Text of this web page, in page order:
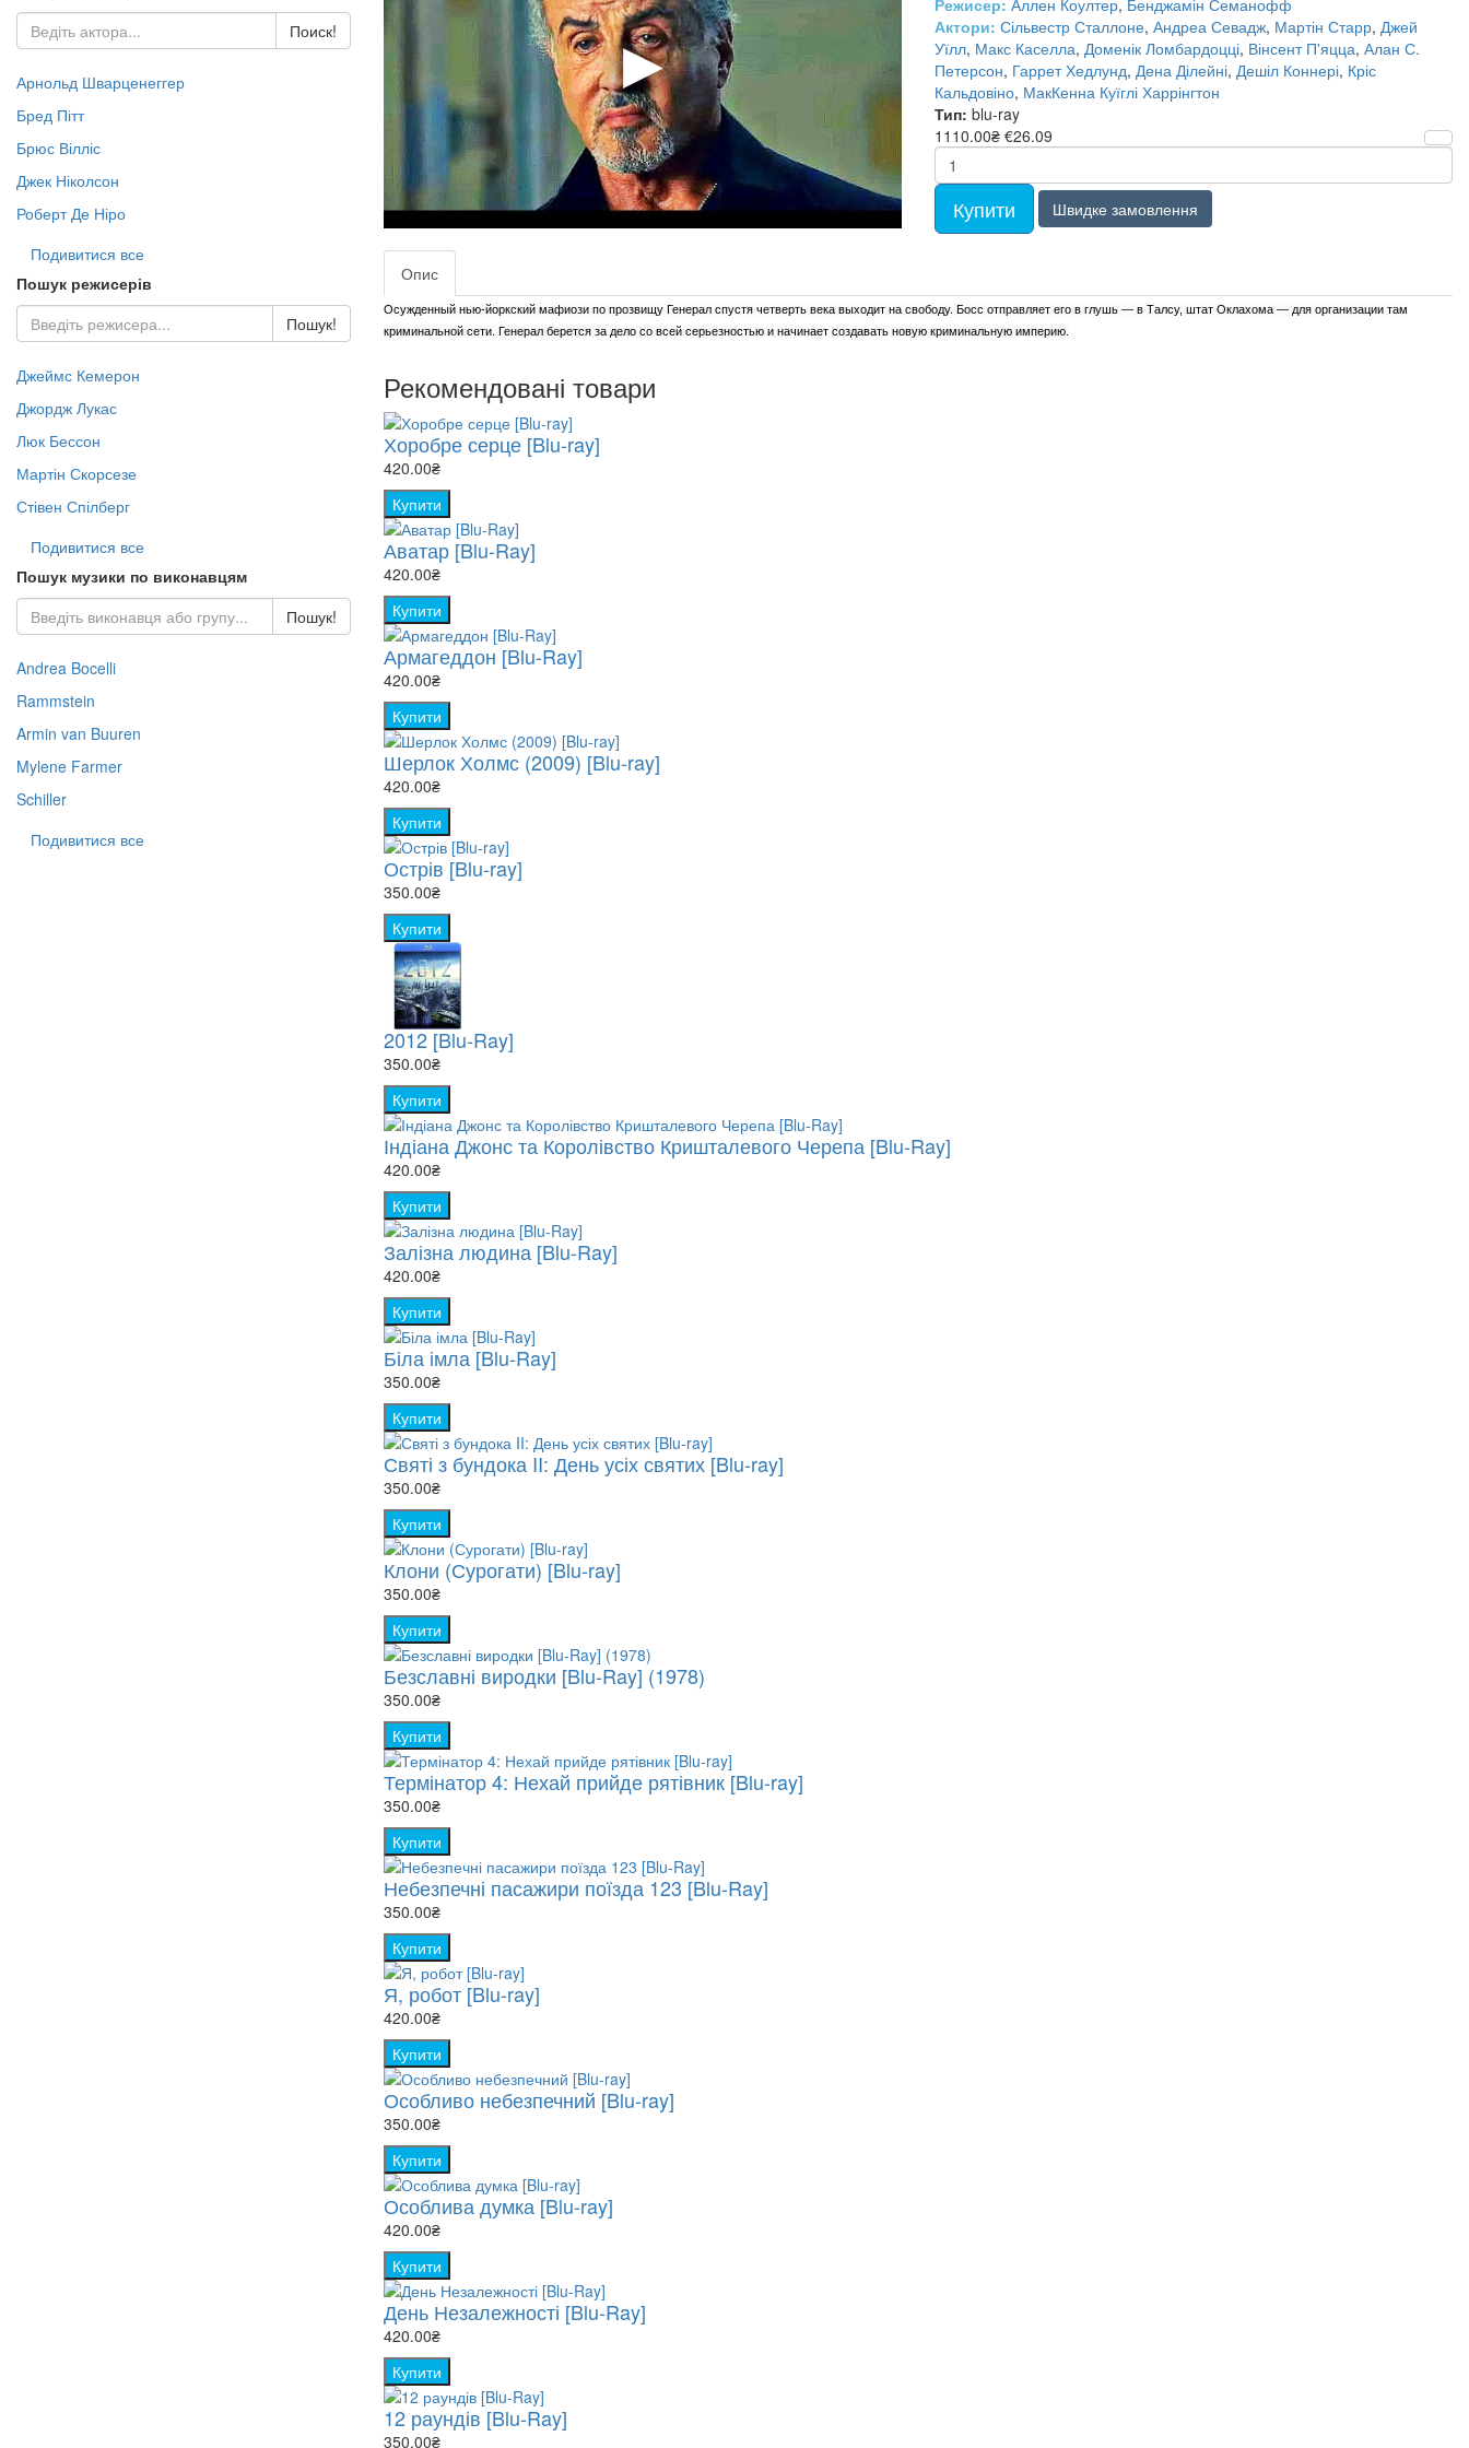
Жах Містика (497)
Документальне DVD (435)
Еротика (133)
Мульт Русский (728)
Мульт Аніме (77)
Фільми на DVD (12681)
Українське кіно (107)
- Пригоди (Зар.) (160)
- Триллер (Зор.) (272)
- Фантастика (Зор.) (376)
Караоке (13)
Караоке DVD (136)
Jazz & Blues (130)
Rock (444)
Electronic Music (48)
Збірники MP3 (203)
Pop LP (53)
Шансон LP (0)
Поиск!
Арнольд Шварценеггер
Бред Пітт
Брюс Вілліс
Джек Ніколсон
Роберт Де Ніро
Подивитися все
Пошук режисерів
Пошук!
Джеймс Кемерон
Джордж Лукас
Люк Бессон
Мартін Скорсезе
Стівен Спілберг
Подивитися все
Пошук музики по виконавцям
Пошук!
Andrea Bocelli
Rammstein
Armin van Buuren
Mylene Farmer
Schiller
Подивитися все
- ТВ шоу (95)
Актори: Сільвестр Сталлоне, Андреа Севадж, Мартін Старр, Джей
Уїлл, Макс Каселла, Доменік Ломбардоцці, Вінсент П'яцца, Алан С.
Петерсон, Гаррет Хедлунд, Дена Ділейні, Дешіл Коннері, Кріс
Кальдовіно, МакКенна Куїглі Харрінгтон
Тип: blu-ray
1110.00₴ €26.09
Купити Швидке замовлення
Опис
Осужденный нью-йоркский мафиози по прозвищу Генерал спустя четверть века выходит на свободу. Босс отправляет его в глушь — в Талсу, штат Оклахома — для организации там
криминальной сети. Генерал берется за дело со всей серьезностью и начинает создавать новую криминальную империю.
Рекомендовані товари
Хоробре серце [Blu-ray]
420.00₴
Купити
Аватар [Blu-Ray]
420.00₴
Купити
Армагеддон [Blu-Ray]
420.00₴
Купити
Шерлок Холмс (2009) [Blu-ray]
420.00₴
Купити
Острів [Blu-ray]
350.00₴
Купити
2012 [Blu-Ray]
350.00₴
Купити
Індіана Джонс та Королівство Кришталевого Черепа [Blu-Ray]
420.00₴
Купити
Залізна людина [Blu-Ray]
420.00₴
Купити
Біла імла [Blu-Ray]
350.00₴
Купити
Святі з бундока II: День усіх святих [Blu-ray]
350.00₴
Купити
Клони (Сурогати) [Blu-ray]
350.00₴
Купити
Безславні виродки [Blu-Ray] (1978)
350.00₴
Купити
Термінатор 4: Нехай прийде рятівник [Blu-ray]
350.00₴
Купити
Небезпечні пасажири поїзда 123 [Blu-Ray]
350.00₴
Купити
Я, робот [Blu-ray]
420.00₴
Купити
Особливо небезпечний [Blu-ray]
350.00₴
Купити
Особлива думка [Blu-ray]
420.00₴
Купити
День Незалежності [Blu-Ray]
420.00₴
Купити
12 раундів [Blu-Ray]
350.00₴